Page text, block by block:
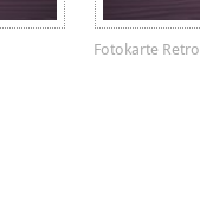
Fotokarte Retro